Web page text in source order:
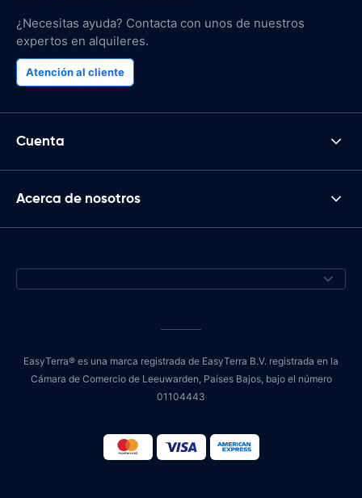
¿Necesitas ayuda? Contacta con unos de nuestros
expertos en alquileres.
Atención al cliente
Cuenta
Acerca de nosotros
EasyTerra® es una marca registrada de EasyTerra B.V. registrada en la
Cámara de Comercio de Leeuwarden, Países Bajos, bajo el número
01104443